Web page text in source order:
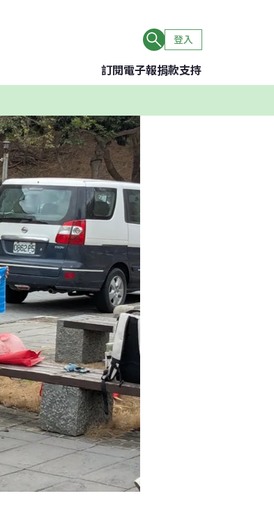
登入
訂閱電子報捐款支持